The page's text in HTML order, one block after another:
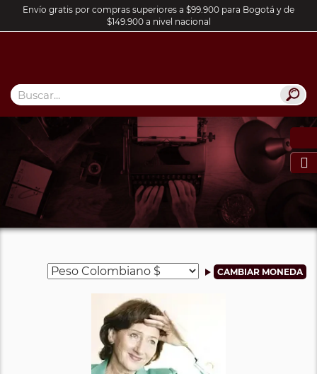
Envío gratis por compras superiores a $99.900 para Bogotá y de
$149.900 a nivel nacional
